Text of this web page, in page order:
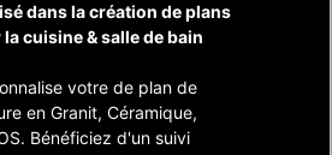
dans la création de plans
cuisine & salle de bain
votre de plan de
en Granit, Céramique,
Bénéficiez d'un suivi